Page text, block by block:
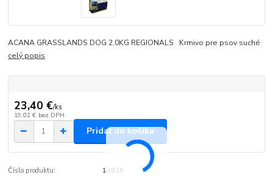
ACANA GRASSLANDS DOG 2,0KG REGIONALS Krmivo pre psov suché
celý popis
23,40 €/ks
19,02 € bez DPH
Pridať do košíka
Číslo produktu: 14826